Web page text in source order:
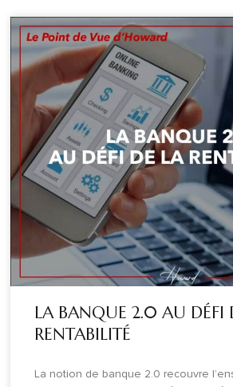
LA BANQUE 2.0 AU DÉFI
RENTABILITÉ
La notion de banque 2.0 recouvre